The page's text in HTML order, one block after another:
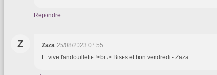
Répondre
Z Zaza 25/08/2023 07:55
Et vive l'andouillette !<br /> Bises et bon vendredi - Zaza